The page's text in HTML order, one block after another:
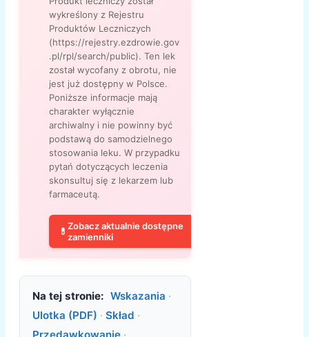
wykreślony z Rejestru
Produktów Leczniczych
(https://rejestry.ezdrowie.gov
.pl/rpl/search/public). Ten lek
został wycofany z obrotu, nie
jest już dostępny w Polsce.
Poniższe informacje mają
charakter wyłącznie
archiwalny i nie powinny być
podstawą do samodzielnego
stosowania leku. W przypadku
pytań dotyczących leczenia
skonsultuj się z lekarzem lub
farmaceutą.
💊 Zobacz aktualnie dostępne
zamienniki
Na tej stronie: Wskazania ·
Ulotka (PDF) · Skład ·